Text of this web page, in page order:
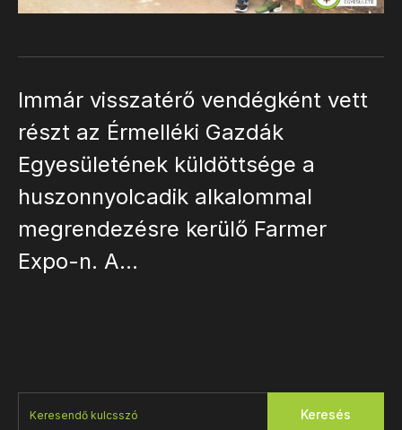
Immár visszatérő vendégként vett
részt az Érmelléki Gazdák
Egyesületének küldöttsége a
huszonnyolcadik alkalommal
megrendezésre kerülő Farmer
Expo-n. A…
Keresés